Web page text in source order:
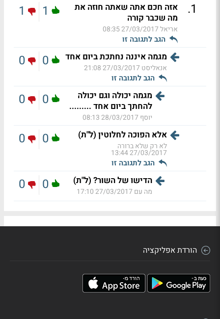
1
.
אזה חכם אתה שאתה חוזה את
מה שכבר קורה
אריאל27/03/2017 08:35
הגב לתגובה זו
1
1
מגמה איננה נחתכת ביום אחד
אנאליסט 27/03/2017 21:08
הגב לתגובה זו
0
0
מגמה יכולה וגם יכולה
להחתך ביום אחד .........
יוסף 28/03/2017 08:13
0
0
אלא הפוכה לחלוטין (ל"ת)
לא רק שלא ברורה
27/03/2017 13:44
הגב לתגובה זו
0
0
הדישו של השור? (ל"ת)
מה עם 27/03/2017 17:10
0
0
הורדת אפליקציה